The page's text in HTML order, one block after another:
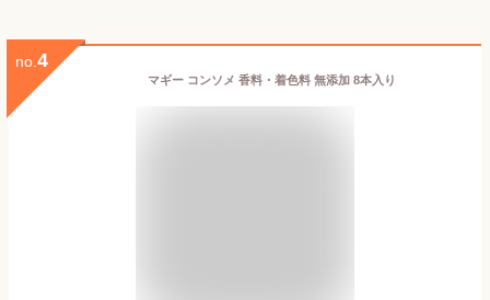
no. 4
マギー コンソメ 香料・着色料 無添加 8本入り